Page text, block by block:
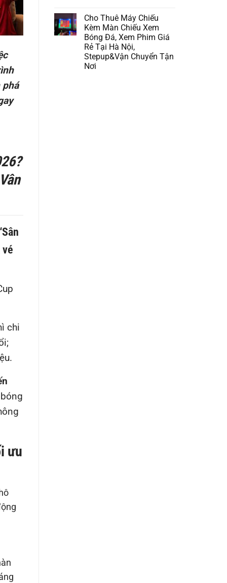
phá
chi
ưu
Cho Thuê Máy Chiếu
Kèm Màn Chiếu Xem
Bóng Đá, Xem Phim Giá
Rẻ Tại Hà Nội,
Stepup&Vận Chuyển Tận
Nơi